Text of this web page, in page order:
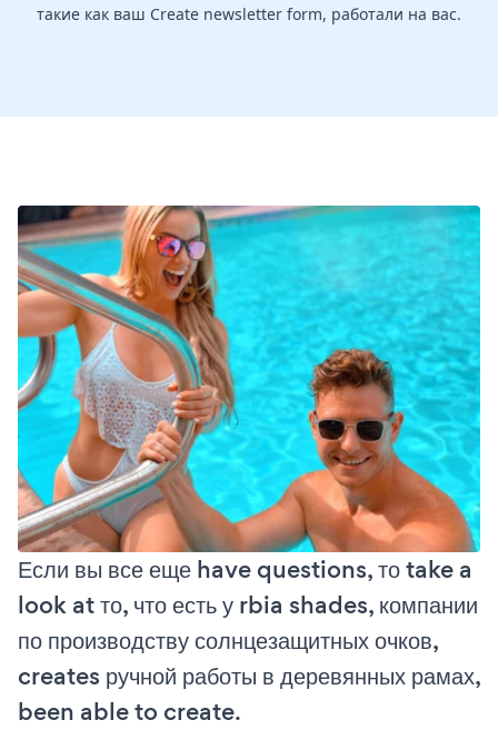
такие как ваш Create newsletter form, работали на вас.
Если вы все еще have questions, то take a
look at то, что есть у rbia shades, компании
по производству солнцезащитных очков,
creates ручной работы в деревянных рамах,
been able to create.